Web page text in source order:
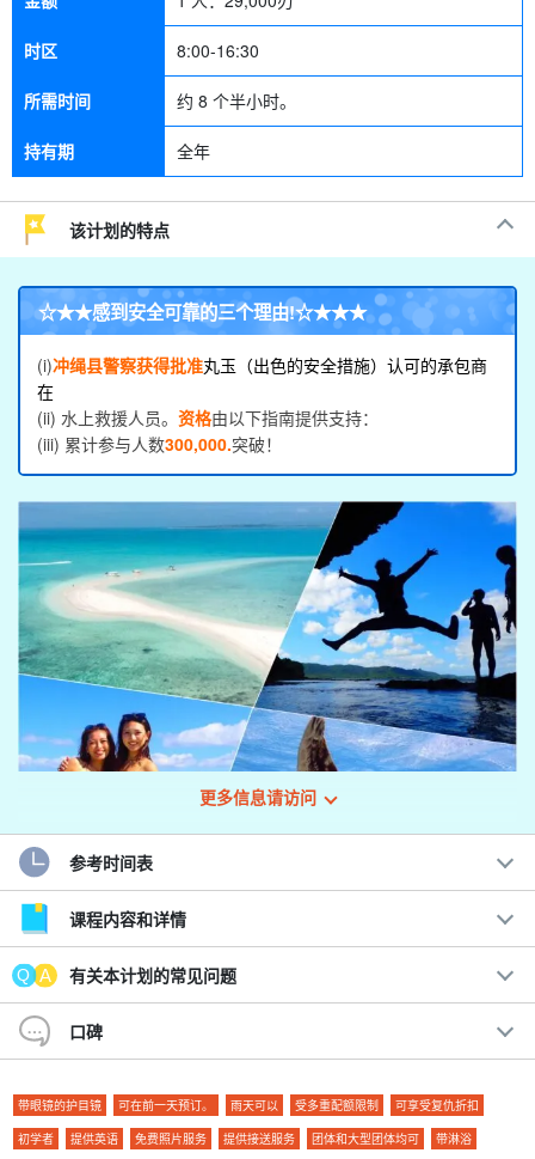
时区 8:00-16:30
所需时间 约 8 个半小时。
持有期 全年
该计划的特点
☆★★感到安全可靠的三个理由!☆★★★
(i)冲绳县警察获得批准丸玉（出色的安全措施）认可的承包商
在
(ii) 水上救援人员。 资格由以下指南提供支持：
(iii) 累计参与人数300,000.突破！
征服最受欢迎的浮潜地点☆。
幻影岛和蓝洞浮潜之旅
前往石垣岛最热门的景点 "蓝洞 "和只在退潮时才会出现的幽灵岛
"滨岛"。在各景点附近海域浮潜的完美浮潜计划！
建议。
更多信息请访问
参考时间表
课程内容和详情
有关本计划的常见问题
口碑
带眼镜的护目镜 可在前一天预订。 雨天可以 受多重配额限制
可享受复仇折扣
初学者
提供英语 免费照片服务 提供接送服务 团体和大型团体均可
带淋浴